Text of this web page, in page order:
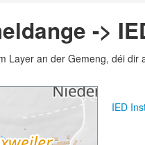
->
Layer an der Gemeng, déi
IED